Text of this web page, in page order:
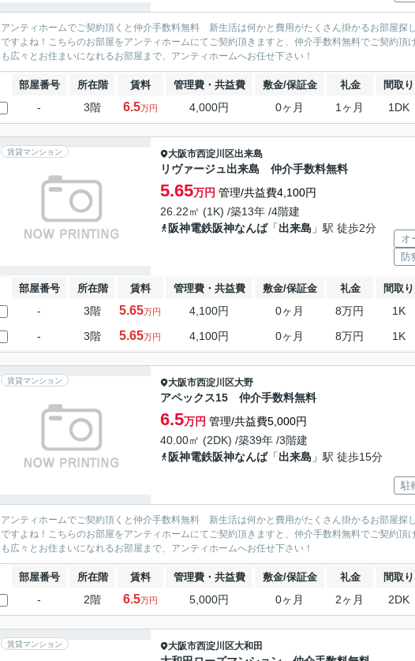
アンティホームでご契約頂くと仲介手数料無料 新生活は何かと費用がたくさん掛かるお部屋探
ですよね！こちらのお部屋をアンティホームにてご契約頂きますと、仲介手数料無料でご契約頂
も広々とお住まいになれるお部屋まで、アンティホームへお任せ下さい！
部屋番号 所在階 賃料 管理費・共益費 敷金/保証金 礼金 間取り
- 3階 6.5万円 4,000円 0ヶ月 1ヶ月 1DK
賃貸マンション 大阪市西淀川区出来島
リヴァージュ出来島 仲介手数料無料
5.65万円 管理/共益費4,100円
26.22㎡ (1K) /築13年 /4階建
阪神電鉄阪神なんば「出来島 」駅 徒歩2分
オ
防
部屋番号 所在階 賃料 管理費・共益費 敷金/保証金 礼金 間取り
- 3階 5.65万円 4,100円 0ヶ月 8万円 1K
- 3階 5.65万円 4,100円 0ヶ月 8万円 1K
賃貸マンション 大阪市西淀川区大野
アペックス15 仲介手数料無料
6.5万円 管理/共益費5,000円
40.00㎡ (2DK) /築39年 /3階建
阪神電鉄阪神なんば「出来島 」駅 徒歩15分
駐
アンティホームでご契約頂くと仲介手数料無料 新生活は何かと費用がたくさん掛かるお部屋探
ですよね！こちらのお部屋をアンティホームにてご契約頂きますと、仲介手数料無料でご契約頂
も広々とお住まいになれるお部屋まで、アンティホームへお任せ下さい！
部屋番号 所在階 賃料 管理費・共益費 敷金/保証金 礼金 間取り
- 2階 6.5万円 5,000円 0ヶ月 2ヶ月 2DK
賃貸マンション 大阪市西淀川区大和田